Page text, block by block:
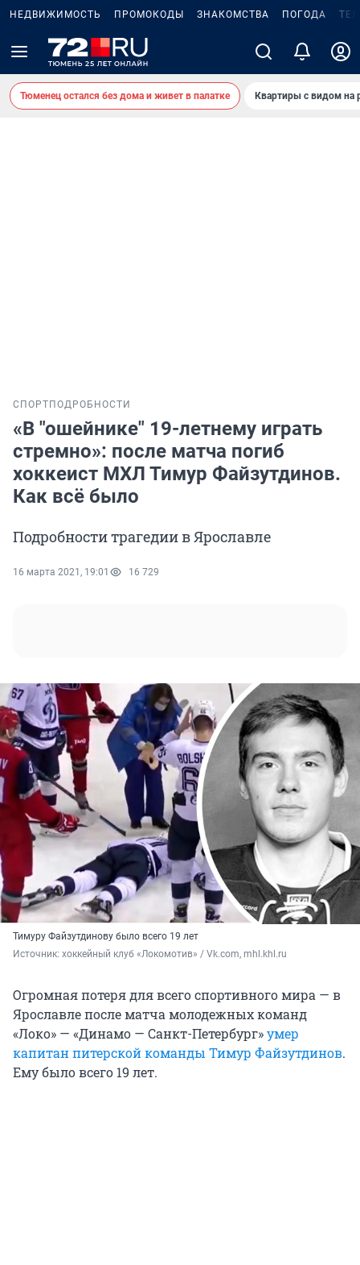
НЕДВИЖИМОСТЬ ПРОМОКОДЫ ЗНАКОМСТВА ПОГОДА
Тюменец остался без дома и живет в палатке Квартиры с видом на
СПОРТ ПОДРОБНОСТИ
«В "ошейнике" 19-летнему играть
стремно»: после матча погиб
хоккеист МХЛ Тимур Файзутдинов.
Как всё было
Подробности трагедии в Ярославле
16 марта 2021, 19:01 16 729
Тимуру Файзутдинову было всего 19 лет
Источник: хоккейный клуб «Локомотив» / Vk.com, mhl.khl.ru
Огромная потеря для всего спортивного мира — в
Ярославле после матча молодежных команд
«Локо» — «Динамо — Санкт-Петербург»умер
капитан питерской команды Тимур Файзутдинов.
Ему было всего 19 лет.